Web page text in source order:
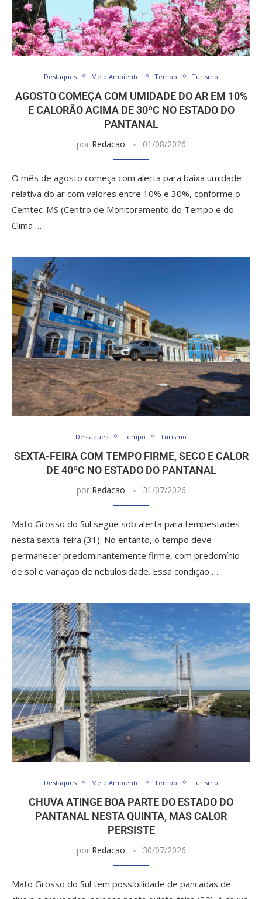
Destaques Meio Ambiente Tempo Turismo
AGOSTO COMEÇA COM UMIDADE DO AR EM 10%
E CALORÃO ACIMA DE 30ºC NO ESTADO DO
PANTANAL
por Redacao 01/08/2026
O mês de agosto começa com alerta para baixa umidade
relativa do ar com valores entre 10% e 30%, conforme o
Cemtec-MS (Centro de Monitoramento do Tempo e do
Clima …
Destaques Tempo Turismo
SEXTA-FEIRA COM TEMPO FIRME, SECO E CALOR
DE 40ºC NO ESTADO DO PANTANAL
por Redacao 31/07/2026
Mato Grosso do Sul segue sob alerta para tempestades
nesta sexta-feira (31). No entanto, o tempo deve
permanecer predominantemente firme, com predomínio
de sol e variação de nebulosidade. Essa condição …
Destaques Meio Ambiente Tempo Turismo
CHUVA ATINGE BOA PARTE DO ESTADO DO
PANTANAL NESTA QUINTA, MAS CALOR
PERSISTE
por Redacao 30/07/2026
Mato Grosso do Sul tem possibilidade de pancadas de